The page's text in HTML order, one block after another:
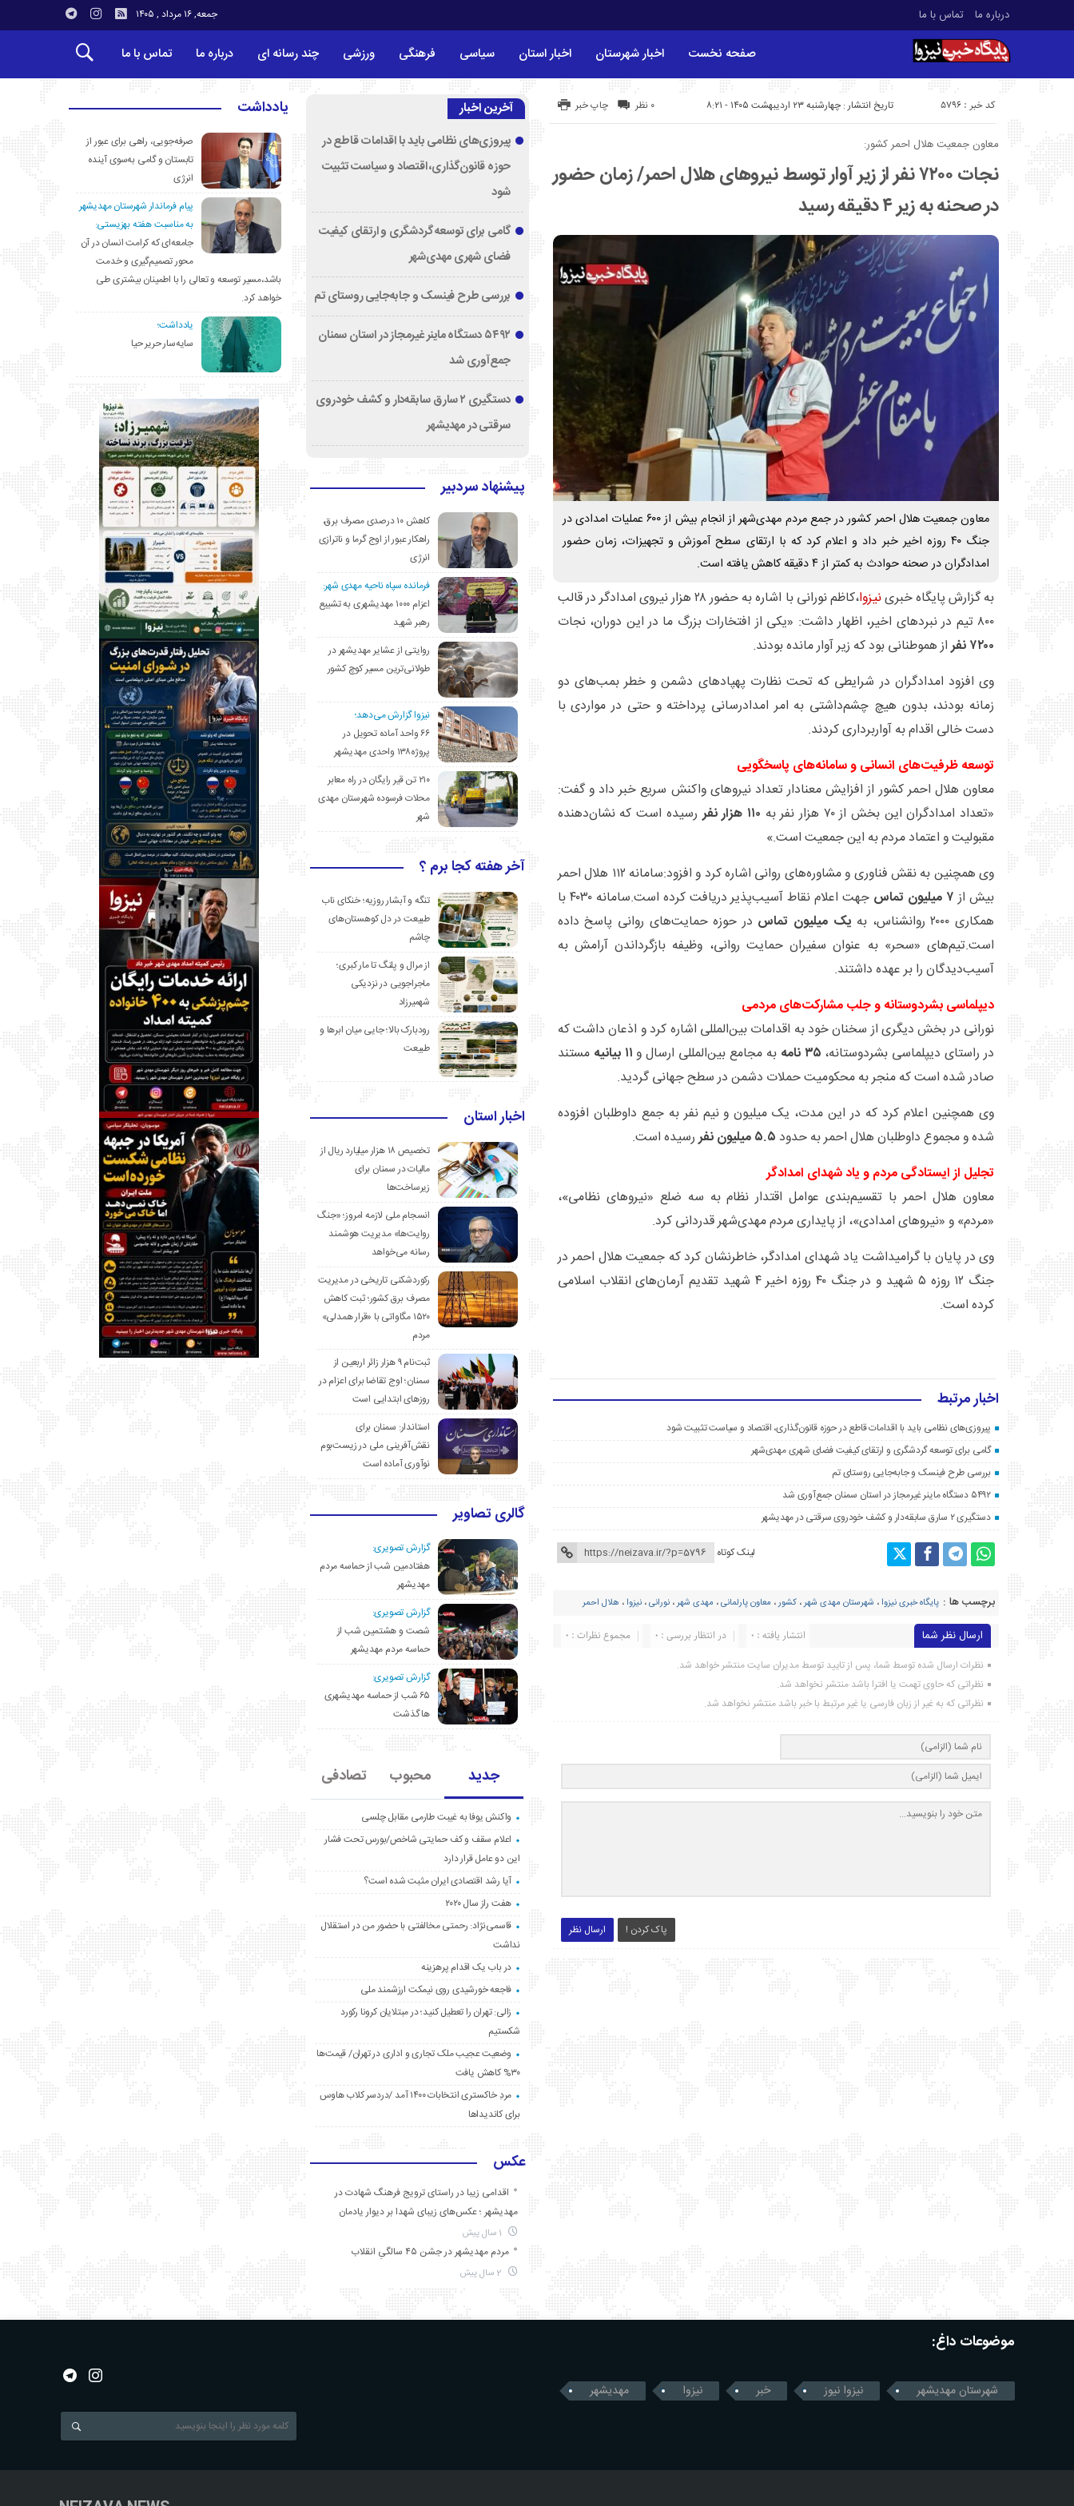
درباره ما تماس با ما جمعه, ۱۶ مرداد , ۱۴۰۵
صفحه نخست اخبار شهرستان اخبار استان سیاسی فرهنگی ورزشی چند رسانه ای درباره ما تماس با ما
تاریخ انتشار : چهارشنبه ۲۳ اردیبهشت ۱۴۰۵ - ۸:۲۱ کد خبر : 5796 چاپ خبر ۰ نظر
معاون جمعیت هلال احمر کشور:
نجات ۷۲۰۰ نفر از زیر آوار توسط نیروهای هلال احمر/ زمان حضور
در صحنه به زیر ۴ دقیقه رسید
معاون جمعیت هلال احمر کشور در جمع مردم مهدی‌شهر از انجام بیش از ۶۰۰ عملیات امدادی در
جنگ ۴۰ روزه اخیر خبر داد و اعلام کرد که با ارتقای سطح آموزش و تجهیزات، زمان حضور
امدادگران در صحنه حوادث به کمتر از ۴ دقیقه کاهش یافته است.
به گزارش پایگاه خبرینیزوا
،کاظم نورانی با اشاره به حضور ۲۸ هزار نیروی امدادگر در قالب
۸۰۰ تیم در نبردهای اخیر، اظهار داشت: «یکی از افتخارات بزرگ ما در این دوران، نجات
۷۲۰۰ نفر
از هموطنانی بود که زیر آوار مانده بودند.
وی افزود امدادگران در شرایطی که تحت نظارت پهپادهای دشمن و خطر بمب‌های دو
زمانه بودند، بدون هیچ چشم‌داشتی به امر امدادرسانی پرداخته و حتی در مواردی با
دست خالی اقدام به آواربرداری کردند.
توسعه ظرفیت‌های انسانی و سامانه‌های پاسخگویی
معاون هلال احمر کشور از افزایش معنادار تعداد نیروهای واکنش سریع خبر داد و گفت:
«تعداد امدادگران این بخش از ۷۰ هزار نفر به
۱۱۰ هزار نفر
رسیده است که نشان‌دهنده
مقبولیت و اعتماد مردم به این جمعیت است.»
وی همچنین به نقش فناوری و مشاوره‌های روانی اشاره کرد و افزود:سامانه ۱۱۲ هلال احمر
بیش از۷ میلیون تماس
جهت اعلام نقاط آسیب‌پذیر دریافت کرده است.سامانه ۴۰۳۰ با
همکاری ۲۰۰۰ روانشناس، به
یک میلیون تماس در حوزه حمایت‌های روانی پاسخ داده
است.تیم‌های «سحر» به عنوان سفیران حمایت روانی، وظیفه بازگرداندن آرامش به
آسیب‌دیدگان را بر عهده داشتند.
دیپلماسی بشردوستانه و جلب مشارکت‌های مردمی
نورانی در بخش دیگری از سخنان خود به اقدامات بین‌المللی اشاره کرد و اذعان داشت که
در راستای دیپلماسی بشردوستانه، ۳۵ نامه به مجامع بین‌المللی ارسال و۱۱ بیانیه
مستند
صادر شده است که منجر به محکومیت حملات دشمن در سطح جهانی گردید.
وی همچنین اعلام کرد که در این مدت، یک میلیون و نیم نفر به جمع داوطلبان افزوده
شده و مجموع داوطلبان هلال احمر به حدود۵.۵ میلیون نفر
رسیده است.
تجلیل از ایستادگی مردم و یاد شهدای امدادگر
معاون هلال احمر با تقسیم‌بندی عوامل اقتدار نظام به سه ضلع «نیروهای نظامی»،
«مردم» و «نیروهای امدادی»، از پایداری مردم مهدی‌شهر قدردانی کرد.
وی در پایان با گرامیداشت یاد شهدای امدادگر، خاطرنشان کرد که جمعیت هلال احمر در
جنگ ۱۲ روزه ۵ شهید و در جنگ ۴۰ روزه اخیر ۴ شهید تقدیم آرمان‌های انقلاب اسلامی
کرده است.
اخبار مرتبط
پیروزی‌های نظامی باید با اقدامات قاطع در حوزه قانون‌گذاری، اقتصاد و سیاست تثبیت شود
گامی برای توسعه گردشگری و ارتقای کیفیت فضای شهری مهدی‌شهر
بررسی طرح فینسک و جابه‌جایی روستای تم
۵۴۹۲ دستگاه ماینر غیرمجاز در استان سمنان جمع‌آوری شد
دستگیری ۲ سارق سابقه‌دار و کشف خودروی سرقتی در مهدیشهر
لینک کوتاه
برچسب ها : پایگاه خبری نیزوا ، شهرستان مهدی شهر،کشور، معاون پارلمانی، مهدی شهر،نورانی،نیزوا ، هلال احمر
ارسال نظر شما مجموع نظرات : 0 در انتظار بررسی : 0 انتشار یافته : ۰
نظرات ارسال شده توسط شما، پس از تایید توسط مدیران سایت منتشر خواهد شد.
نظراتی که حاوی تهمت یا افترا باشد منتشر نخواهد شد.
نظراتی که به غیر از زبان فارسی یا غیر مرتبط با خبر باشد منتشر نخواهد شد.
ارسال نظر پاک کردن !
آخرین اخبار
پیروزی‌های نظامی باید با اقدامات قاطع در
حوزه قانون‌گذاری، اقتصاد و سیاست تثبیت
شود
گامی برای توسعه گردشگری و ارتقای کیفیت
فضای شهری مهدی‌شهر
بررسی طرح فینسک و جابه‌جایی روستای تم
۵۴۹۲ دستگاه ماینر غیرمجاز در استان سمنان
جمع‌آوری شد
دستگیری ۲ سارق سابقه‌دار و کشف خودروی
سرقتی در مهدیشهر
پیشنهاد سردبیر
کاهش ۱۰ درصدی مصرف برق،
راهکار عبور از اوج گرما و ناترازی
انرژی
فرمانده سپاه ناحیه مهدی شهر:
اعزام ۱۰۰۰ مهدیشهری به تشییع
رهبر شهید
روایتی از عشایر مهدیشهر در
طولانی‌ترین مسیر کوچ کشور
نیزوا گزارش می‌دهد؛
۶۶ واحد آماده تحویل در
پروژه۱۳۸ واحدی مهدیشهر
۲۱۰ تن قیر رایگان در راه معابر
محلات فرسوده شهرستان مهدی
شهر
آخر هفته کجا برم ؟
تنگه و آبشار روزیه؛ خنکای ناب
طبیعت در دل کوهستان‌های
چاشم
از مرال و پلنگ تا مار کبری؛
ماجراجویی در نزدیکی
شهمیرزاد
رودبارک بالا؛ جایی میان ابرها و
طبیعت
اخبار استان
تخصیص ۱۸ هزار میلیارد ریال از
مالیات در سمنان برای
زیرساخت‌ها
انسجام ملی لازمه امروز؛ «جنگ
روایت‌ها» مدیریت هوشمند
رسانه می‌خواهد
رکوردشکنی تاریخی در مدیریت
مصرف برق کشور؛ ثبت کاهش
۱۵۲۰ مگاواتی با «قرار همدلی»
مردم
ثبت‌نام ۹ هزار زائر اربعین از
سمنان؛ اوج تقاضا برای اعزام در
روزهای ابتدایی است
استاندار: سمنان برای
نقش‌آفرینی ملی در زیست‌بوم
نوآوری آماده است
گالری تصاویر
گزارش تصویری:
هفتادمین شب از حماسه مردم
مهدیشهر
گزارش تصویری:
شصت و هشتمین شب از
حماسه مردم مهدیشهر
گزارش تصویری:
۶۵ شب از حماسه مهدیشهری
ها گذشت
جدید محبوب تصادفی
واکنش یوفا به غیبت طارمی مقابل چلسی
اعلام سقف و کف حمایتی شاخص/بورس تحت فشار
این دو عامل قرار دارد
آیا رشد اقتصادی ایران مثبت شده است؟
هفت راز سال ۲۰۲۰
قاسمی‌نژاد: رحمتی مخالفتی با حضور من در استقلال
نداشت
در باب یک اقدام پرهزینه
فاجعه خورشیدی روی نیمکت ارزشمند ملی
زالی: تهران را تعطیل کنید؛ در مبتلایان کرونا رکورد
شکستیم
وضعیت عجیب ملک تجاری و اداری در تهران/ قیمت‌ها
۳۰% کاهش یافت
مردِ خاکستری انتخابات ۱۴۰۰ آمد /دردسر کلاب هاوس
برای کاندیداها
عکس
اقدامی زیبا در راستای ترویج فرهنگ شهادت در
مهدیشهر ؛ عکس‌های زیبای شهدا بر دیوار یادمان
مردم مهدیشهر در جشن ۴۵ سالگیِ انقلاب
یادداشت
صرفه‌جویی، راهی برای عبور از
تابستان و گامی به‌سوی آینده
انرژی
پیام فرماندار شهرستان مهدیشهر
به مناسبت هفته بهزیستی:
جامعه‌ای که کرامت انسان در آن
محور تصمیم‌گیری و خدمت
باشد،مسیر توسعه و تعالی را با اطمینان بیشتری طی
خواهد کرد.
یادداشت؛
سایه‌سار حریر حیا
موضوعات داغ:
شهرستان مهدیشهر نیزوا نیوز خبر نیزوا مهدیشهر